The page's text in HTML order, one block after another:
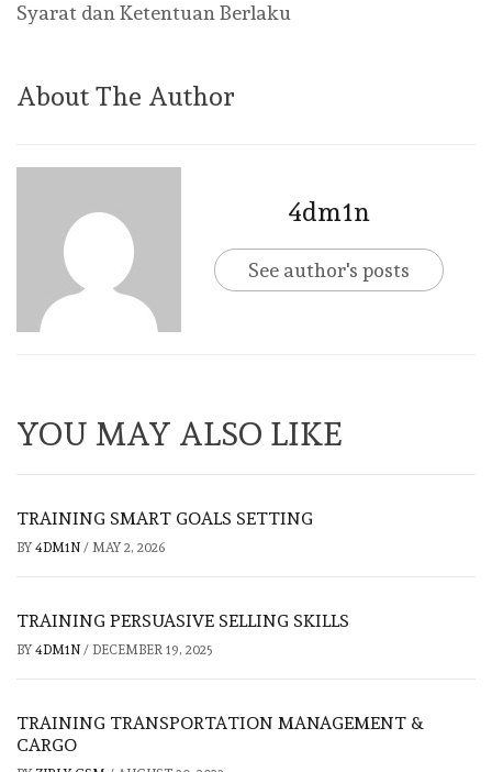
Syarat dan Ketentuan Berlaku
About The Author
4dm1n
See author's posts
YOU MAY ALSO LIKE
TRAINING SMART GOALS SETTING
BY 4DM1N / MAY 2, 2026
TRAINING PERSUASIVE SELLING SKILLS
BY 4DM1N / DECEMBER 19, 2025
TRAINING TRANSPORTATION MANAGEMENT &
CARGO